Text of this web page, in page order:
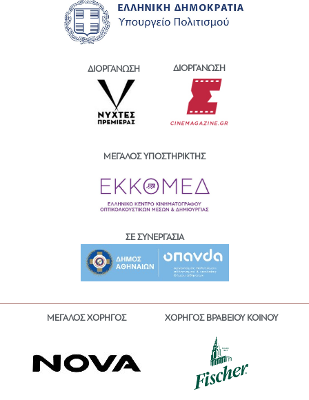
ΔΙΟΡΓΑΝΩΣΗ ΔΙΟΡΓΑΝΩΣΗ
ΜΕΓΑΛΟΣ ΥΠΟΣΤΗΡΙΚΤΗΣ
ΣΕ ΣΥΝΕΡΓΑΣΙΑ
ΜΕΓΑΛΟΣ ΧΟΡΗΓΟΣ ΧΟΡΗΓΟΣ ΒΡΑΒΕΙΟΥ ΚΟΙΝΟΥ